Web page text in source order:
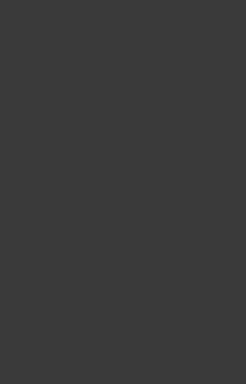
retter, risotto, ost
længe lager haves